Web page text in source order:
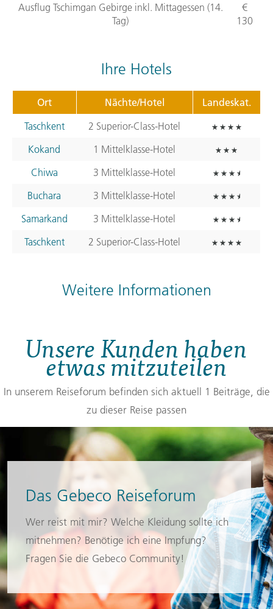
Ausflug Tschimgan Gebirge inkl. Mittagessen (14.
Tag)
€
130
Ihre Hotels
Ort Nächte/Hotel
Landeskat.
Taschkent
2 Superior-Class-Hotel
Kokand
1 Mittelklasse-Hotel
Chiwa
3 Mittelklasse-Hotel
Buchara
3 Mittelklasse-Hotel
Samarkand
3 Mittelklasse-Hotel
Taschkent
2 Superior-Class-Hotel
Weitere Informationen
Unsere Kunden haben
etwas mitzuteilen
In unserem Reiseforum befinden sich aktuell 1 Beiträge, die
zu dieser Reise passen
Das Gebeco Reiseforum
Wer reist mit mir? Welche Kleidung sollte ich
mitnehmen? Benötige ich eine Impfung?
Fragen Sie die Gebeco Community!